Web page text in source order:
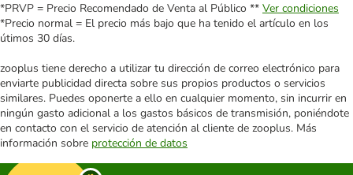
*PRVP = Precio Recomendado de Venta al Público ** Ver condiciones
*Precio normal = El precio más bajo que ha tenido el artículo en los
útimos 30 días.
zooplus tiene derecho a utilizar tu dirección de correo electrónico para
enviarte publicidad directa sobre sus propios productos o servicios
similares. Puedes oponerte a ello en cualquier momento, sin incurrir en
ningún gasto adicional a los gastos básicos de transmisión, poniéndote
en contacto con el servicio de atención al cliente de zooplus. Más
información sobre protección de datos